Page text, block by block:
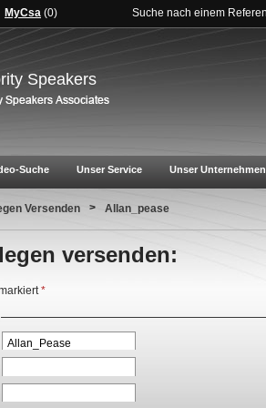
MyCsa (0) Suche nach einem
Speakers
Suche Unser Service Unser Unternehmen
Versenden > Allan_pease
versenden:
*